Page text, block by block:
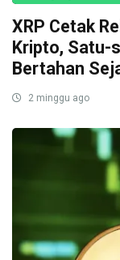
XRP Cetak
Kripto, Satu-
Bertahan
2 minggu ago